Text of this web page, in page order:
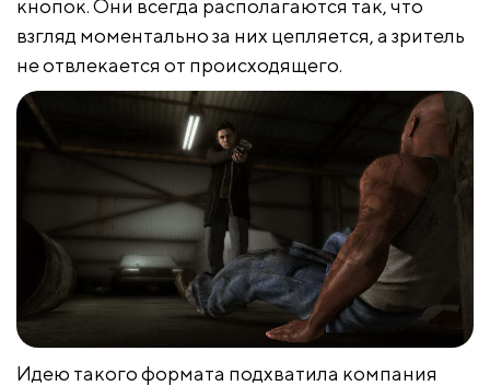
кнопок. Они всегда располагаются так, что
взгляд моментально за них цепляется, а зритель
не отвлекается от происходящего.
Идею такого формата подхватила компания